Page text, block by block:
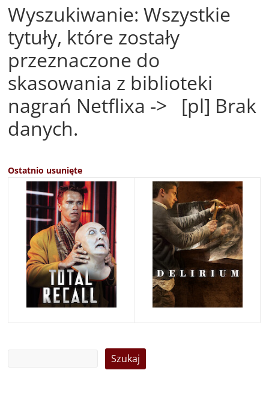
Wyszukiwanie: Wszystkie
tytuły, które zostały
przeznaczone do
skasowania z biblioteki
nagrań Netflixa -> [pl] Brak
danych.
Ostatnio usunięte